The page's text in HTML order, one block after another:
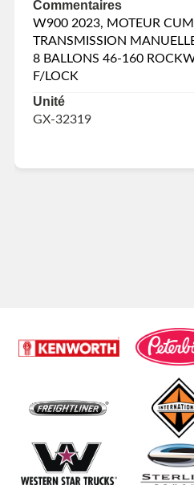
Commentaires
W900 2023, MOTEUR
TRANSMISSION
8 BALLONS 46-160
F/LOCK
Unité
GX-32319